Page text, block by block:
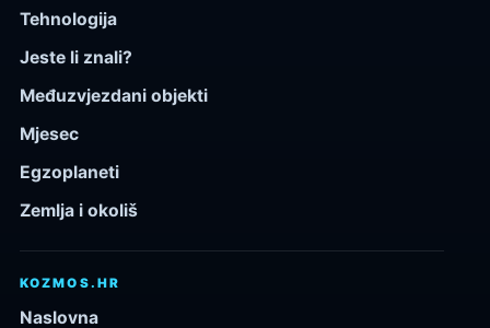
Tehnologija
Jeste li znali?
Međuzvjezdani objekti
Mjesec
Egzoplaneti
Zemlja i okoliš
KOZMOS.HR
Naslovna